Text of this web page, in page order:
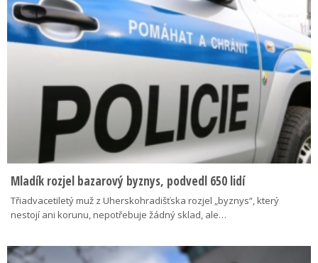
Mladík rozjel bazarový byznys, podvedl 650 lidí
Třiadvacetiletý muž z Uherskohradišťska rozjel „byznys“, který
nestojí ani korunu, nepotřebuje žádný sklad, ale…